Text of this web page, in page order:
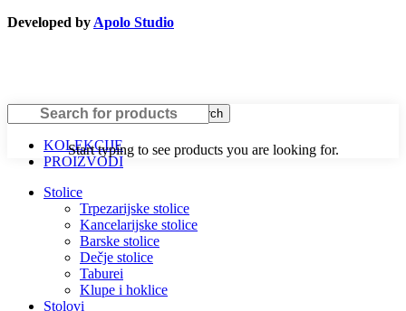
Developed by Apolo Studio
Start typing to see products you are looking for.
Search
KOLEKCIJE
PROIZVODI
Stolice
Trpezarijske stolice
Kancelarijske stolice
Barske stolice
Dečje stolice
Taburei
Klupe i hoklice
Stolovi